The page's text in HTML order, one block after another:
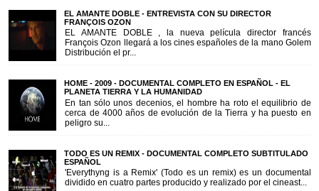
EL AMANTE DOBLE - ENTREVISTA CON SU DIRECTOR
FRANÇOIS OZON
EL AMANTE DOBLE , la nueva película director francés
François Ozon llegará a los cines españoles de la mano Golem
Distribución el pr...
HOME - 2009 - DOCUMENTAL COMPLETO EN ESPAÑOL - EL
PLANETA TIERRA Y LA HUMANIDAD
En tan sólo unos decenios, el hombre ha roto el equilibrio de
cerca de 4000 años de evolución de la Tierra y ha puesto en
peligro su...
TODO ES UN REMIX - DOCUMENTAL COMPLETO SUBTITULADO
ESPAÑOL
'Everythyng is a Remix' (Todo es un remix) es un documental
dividido en cuatro partes producido y realizado por el cineast...